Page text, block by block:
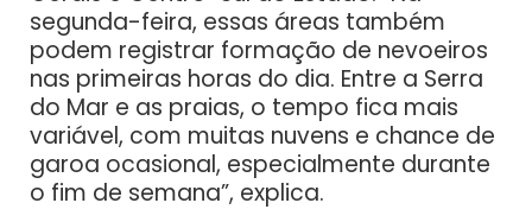
segunda-feira, essas áreas também
podem registrar formação de nevoeiros
nas primeiras horas do dia. Entre a Serra
do Mar e as praias, o tempo fica mais
variável, com muitas nuvens e chance de
garoa ocasional, especialmente durante
o fim de semana”, explica.